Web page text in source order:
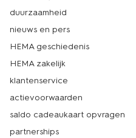
duurzaamheid
nieuws en pers
HEMA geschiedenis
HEMA zakelijk
klantenservice
actievoorwaarden
saldo cadeaukaart opvragen
partnerships